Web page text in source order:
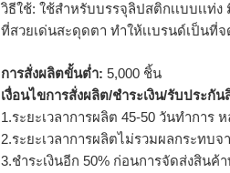
วิธีใช้: ใช้สำหรับบรรจุลิปสติกเเบบเเท่
ที่สวยเด่นสะดุดตา ทำให้เเบรนด์เป็นที่
การสั่งผลิตขั้นต่ำ: 5,000 ชิ้น
เงื่อนไขการสั่งผลิต/ชำระเงิน/รับประกั
1.ระยะเวลาการผลิต 45-50 วันทำการ
2.ระยะเวลาการผลิตไม่รวมผลกระทบ
3.ชำระเงินอีก 50% ก่อนการจัดส่งสินค้